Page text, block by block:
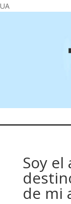
UA
Soy el
de mi